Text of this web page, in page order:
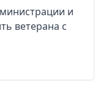
и
ветерана с